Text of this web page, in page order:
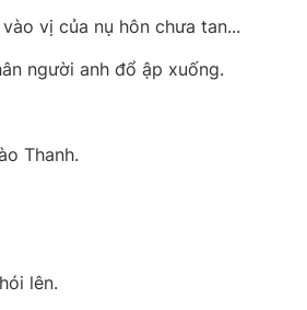
vị của nụ hôn chưa tan...
người anh đổ ập xuống.
Thanh.
lên.